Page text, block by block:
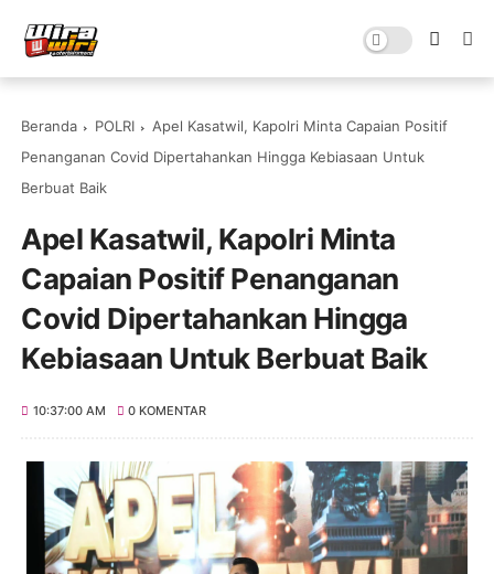
Beranda POLRI
Apel Kasatwil, Kapolri Minta Capaian Positif
Penanganan Covid Dipertahankan Hingga Kebiasaan Untuk
Berbuat Baik
Apel Kasatwil, Kapolri Minta
Capaian Positif Penanganan
Covid Dipertahankan Hingga
Kebiasaan Untuk Berbuat Baik
10:37:00 AM 0 KOMENTAR